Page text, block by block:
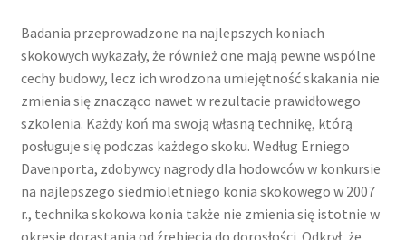
Badania przeprowadzone na najlepszych koniach
skokowych wykazały, że również one mają pewne wspólne
cechy budowy, lecz ich wrodzona umiejętność skakania nie
zmienia się znacząco nawet w rezultacie prawidłowego
szkolenia. Każdy koń ma swoją własną technikę, którą
posługuje się podczas każdego skoku. Według Erniego
Davenporta, zdobywcy nagrody dla hodowców w konkursie
na najlepszego siedmioletniego konia skokowego w 2007
r., technika skokowa konia także nie zmienia się istotnie w
okresie dorastania od źrebięcia do dorosłości. Odkrył, że